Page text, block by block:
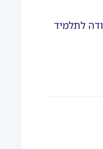
לתלמיד